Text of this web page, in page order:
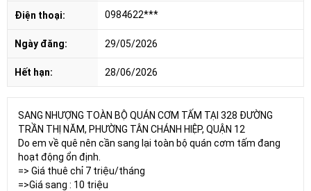
Điện thoại: 0984622***
Ngày đăng: 29/05/2026
Hết hạn: 28/06/2026
SANG NHƯỢNG TOÀN BỘ QUÁN CƠM TẤM TẠI 328 ĐƯỜNG
TRẦN THỊ NĂM, PHƯỜNG TÂN CHÁNH HIỆP, QUẬN 12
Do em về quê nên cần sang lại toàn bộ quán cơm tấm đang
hoạt động ổn định.
=> Giá thuê chỉ 7 triệu/tháng
=>Giá sang : 10 triệu